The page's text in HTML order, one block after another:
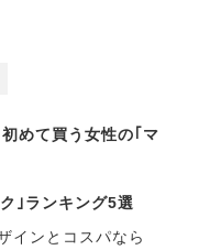
めて買う女性の｢マ
｣ランキング5選
インとコスパなら